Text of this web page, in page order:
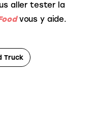
aller tester la
vous y aide.
Truck